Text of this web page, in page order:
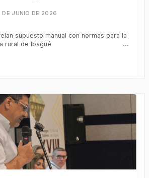
DE JUNIO DE 2026
supuesto manual con normas para la
rural de Ibagué